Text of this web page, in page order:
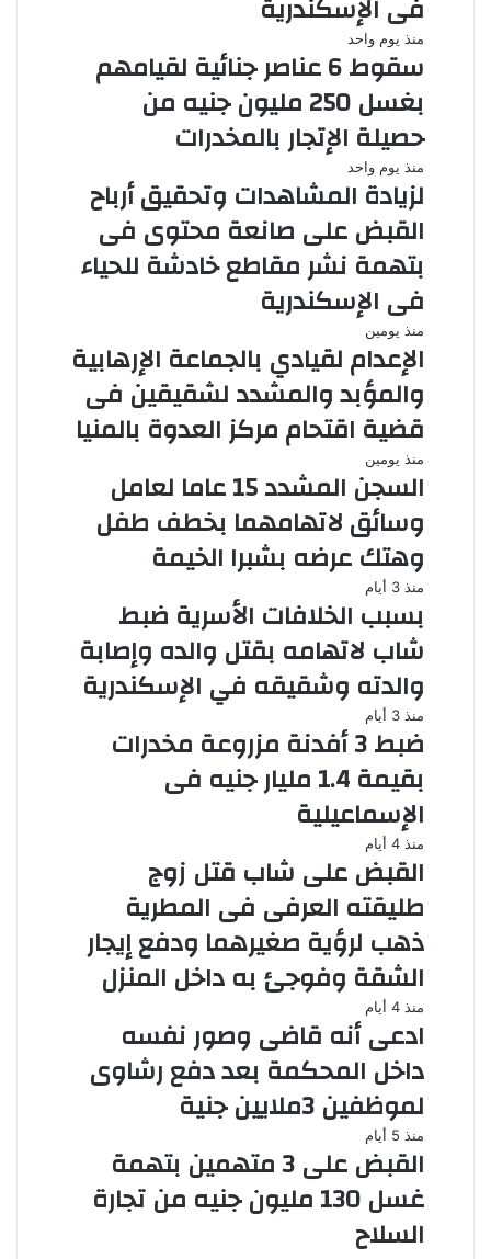
فى الإسكندرية
منذ يوم واحد
سقوط 6 عناصر جنائية لقيامهم
بغسل 250 مليون جنيه من
حصيلة الإتجار بالمخدرات
منذ يوم واحد
لزيادة المشاهدات وتحقيق أرباح
القبض على صانعة محتوى فى
بتهمة نشر مقاطع خادشة للحياء
فى الإسكندرية
منذ يومين
الإعدام لقيادي بالجماعة الإرهابية
والمؤبد والمشدد لشقيقين فى
قضية اقتحام مركز العدوة بالمنيا
منذ يومين
السجن المشدد 15 عاما لعامل
وسائق لاتهامهما بخطف طفل
وهتك عرضه بشبرا الخيمة
منذ 3 أيام
بسبب الخلافات الأسرية ضبط
شاب لاتهامه بقتل والده وإصابة
والدته وشقيقه في الإسكندرية
منذ 3 أيام
ضبط 3 أفدنة مزروعة مخدرات
بقيمة 1.4 مليار جنيه فى
الإسماعيلية
منذ 4 أيام
القبض على شاب قتل زوج
طليقته العرفى فى المطرية
ذهب لرؤية صغيرهما ودفع إيجار
الشقة وفوجئ به داخل المنزل
منذ 4 أيام
ادعى أنه قاضى وصور نفسه
داخل المحكمة بعد دفع رشاوى
لموظفين 3ملايين جنية
منذ 5 أيام
القبض على 3 متهمين بتهمة
غسل 130 مليون جنيه من تجارة
السلاح